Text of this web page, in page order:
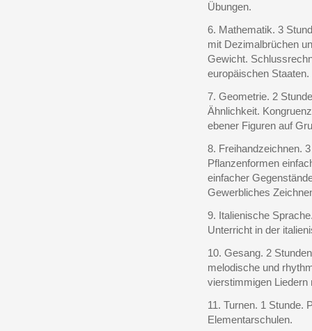
Übungen.
6. Mathematik. 3
mit Dezimalbrüchen
Gewicht.
europäischen
7. Geometrie. 2
Ähnlichkeit.
ebener Figuren auf
8. Freihandzeichnen.
Pflanzenformen
einfacher
Gewerbliches
9. Italienische
Unterricht in der
10. Gesang. 2
melodische und
vierstimmigen Liedern
11. Turnen. 1 Stunde.
Elementarschulen.